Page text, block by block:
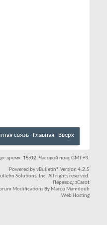
связь Главная Вверх
время: 15:02. Часовой пояс GMT +3.
Powered byvBulletin® Version 4.2.5
Solutions, Inc. All rights reserved.
Перевод: zCarot
Modifications By Marco Mamdouh
Web Hosting